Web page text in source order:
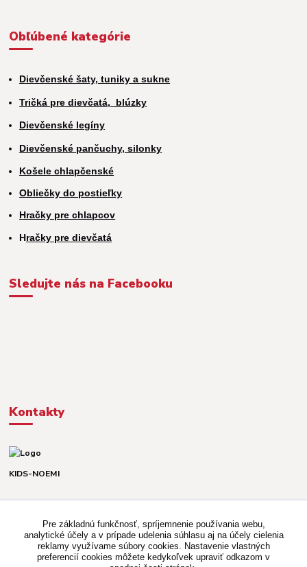
Obľúbené kategórie
Dievčenské šaty, tuniky a sukne
Tričká pre dievčatá, blúzky
Dievčenské legíny
Dievčenské pančuchy, silonky
Košele chlapčenské
Obliečky do postieľky
Hračky pre chlapcov
Hračky pre dievčatá
Sledujte nás na Facebooku
Kontakty
KIDS-NOEMI
(Po-Pia, 8-16 hod.)
kidsnoemi.shop@gmail.com
Pre základnú funkčnosť, spríjemnenie používania webu,
analytické účely a v prípade udelenia súhlasu aj na účely cielenia
reklamy využívame súbory cookies. Nastavenie vlastných
preferencií cookies môžete kedykoľvek upraviť odkazom v